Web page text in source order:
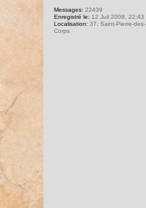
Messages: 22439
Enregistré le: 12 Juil 2008, 22:43
Localisation: 37, Saint-Pierre-des-
Corps